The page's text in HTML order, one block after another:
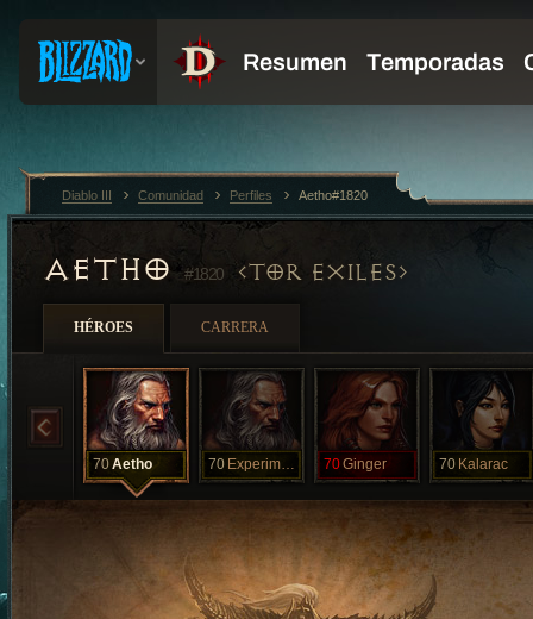
AETHO#1820 TOR EXILES
HÉROES CARRERA
70Aetho 70 Experimental 70Ginger 70 Kalarac
Diablo III Comunidad Perfiles Aetho#1820